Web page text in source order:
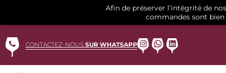
au
contenuCONTACTEZ-NOUS SUR WHATSAPPInstagram
WhatsApp
LinkedIn
Afin de préserver l’intégrité de
commandes sont